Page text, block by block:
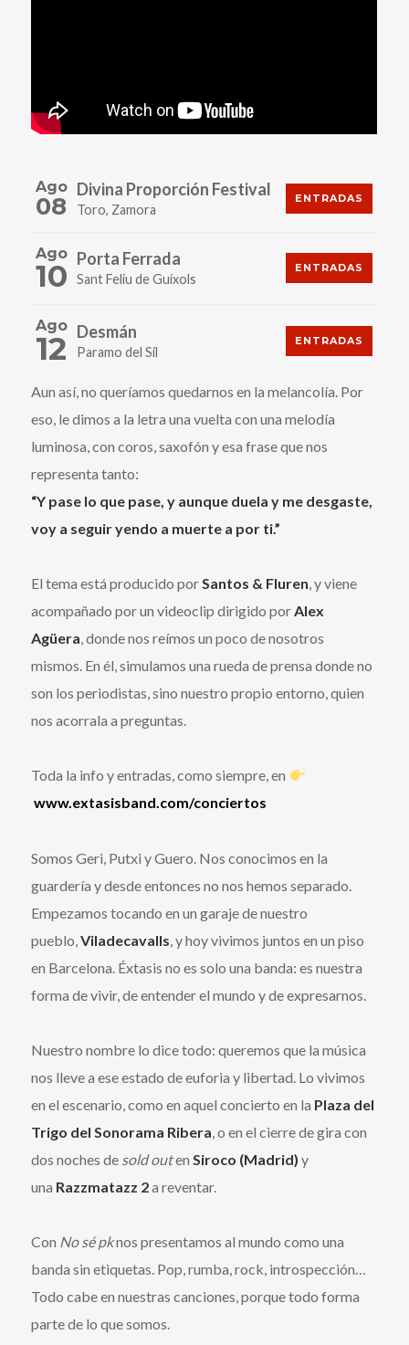
Ago
08
Divina Proporción Festival
Toro, Zamora
ENTRADAS
Ago
10 Porta Ferrada
Sant Feliu de Guíxols
ENTRADAS
Ago
12 Desmán
Paramo del Sil
ENTRADAS
Aun así, no queríamos quedarnos en la melancolía. Por
eso, le dimos a la letra una vuelta con una melodía
luminosa, con coros, saxofón y esa frase que nos
representa tanto:
“Y pase lo que pase, y aunque duela y me desgaste,
voy a seguir yendo a muerte a por ti.”
El tema está producido porSantos & Fluren, y viene
acompañado por un videoclip dirigido porAlex
Agüera, donde nos reímos un poco de nosotros
mismos. En él, simulamos una rueda de prensa donde no
son los periodistas, sino nuestro propio entorno, quien
nos acorrala a preguntas.
Toda la info y entradas, como siempre, en
www.extasisband.com/conciertos
Somos Geri, Putxi y Guero. Nos conocimos en la
guardería y desde entonces no nos hemos separado.
Empezamos tocando en un garaje de nuestro
pueblo,Viladecavalls , y hoy vivimos juntos en un piso
en Barcelona. Éxtasis no es solo una banda: es nuestra
forma de vivir, de entender el mundo y de expresarnos.
Nuestro nombre lo dice todo: queremos que la música
nos lleve a ese estado de euforia y libertad. Lo vivimos
en el escenario, como en aquel concierto en la Plaza del
Trigo del Sonorama Ribera , o en el cierre de gira con
dos noches de sold outen Siroco (Madrid) y
una Razzmatazz 2a reventar.
Con No sé pknos presentamos al mundo como una
banda sin etiquetas. Pop, rumba, rock, introspección…
Todo cabe en nuestras canciones, porque todo forma
parte de lo que somos.